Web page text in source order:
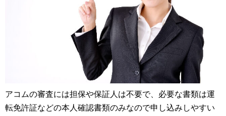
アコムの審査には担保や保証人は不要で、必要な書類は運
転免許証などの本人確認書類のみなので申し込みしやすい